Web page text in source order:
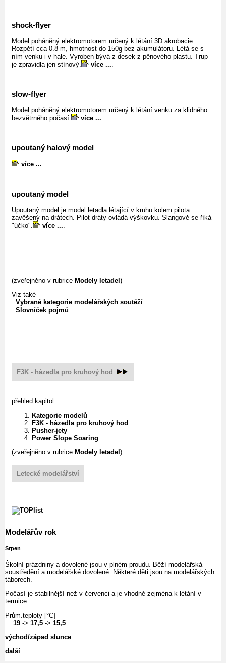
shock-flyer
Model poháněný elektromotorem určený k létání 3D akrobacie.
Rozpětí cca 0.8 m, hmotnost do 150g bez akumulátoru. Létá se s
ním venku i v hale. Vyroben bývá z desek z pěnového plastu. Trup
je zpravidla jen stínový.
více ...
slow-flyer
Model poháněný elektromotorem určený k létání venku za klidného
bezvětrného počasí.
více ....
upoutaný halový model
více ....
upoutaný model
Upoutaný model je model letadla létající v kruhu kolem pilota
zavěšený na drátech. Pilot dráty ovládá výškovku. Slangově se říká
"účko".
více ...
(zveřejněno v rubrice Modely letadel )
Viz také
Vybrané kategorie modelářských soutěží
Slovníček pojmů
F3K - házedla pro kruhový hod
přehled kapitol:
Kategorie modelů
F3K - házedla pro kruhový hod
Pusher-jety
Power Slope Soaring
(zveřejněno v rubrice Modely letadel )
Letecké modelářství
Modelářův rok
Srpen
Školní prázdniny a dovolené jsou v plném proudu. Běží modelářská
soustředění a modelářské dovolené. Některé děti jsou na modelářských
táborech.
Počasí je stabilnější než v červenci a je vhodné zejména k létání v
termice.
Prům.teploty [°C]
19 -> 17,5 -> 15,5
východ/západ slunce
další